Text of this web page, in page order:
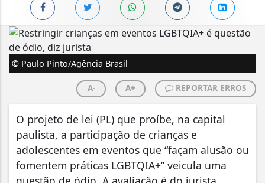
© Paulo Pinto/Agência Brasil
A- A+ REPORTAR ERROS
O projeto de lei (PL) que proíbe, na capital
paulista, a participação de crianças e
adolescentes em eventos que “façam alusão ou
fomentem práticas LGBTQIA+” veicula uma